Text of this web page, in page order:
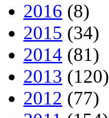
2016 (8)
2015 (34)
2014 (81)
2013 (120)
2012 (77)